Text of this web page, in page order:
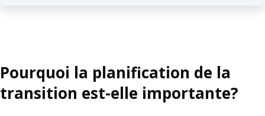
Pourquoi la planification de la
transition est-elle importante?